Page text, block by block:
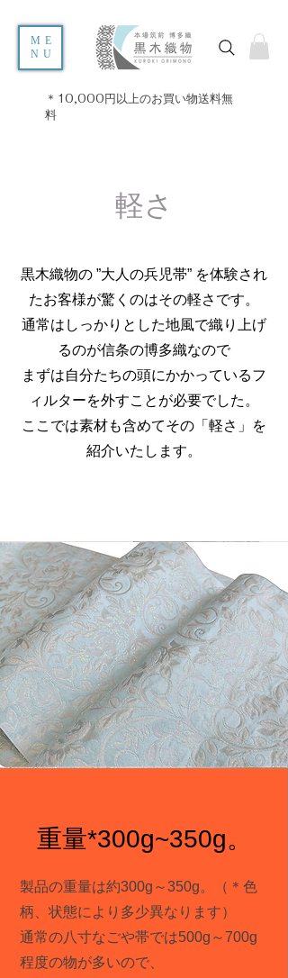
ME
NU
＊10,000円以上のお買い物送料無
料
軽さ
黒木織物の ”大人の兵児帯” を体験され
たお客様が驚くのはその軽さです。
通常はしっかりとした地風で織り上げ
るのが信条の博多織なので
まずは自分たちの頭にかかっているフ
ィルターを外すことが必要でした。
ここでは素材​も含めてその「軽さ」を
紹介いたします。
​重量*300g~350g。
製品の重量は約300g～350g。（＊色
柄、状態により多少異なります）
​通常の八寸なごや帯では500g～700g
程度の物が多いので、